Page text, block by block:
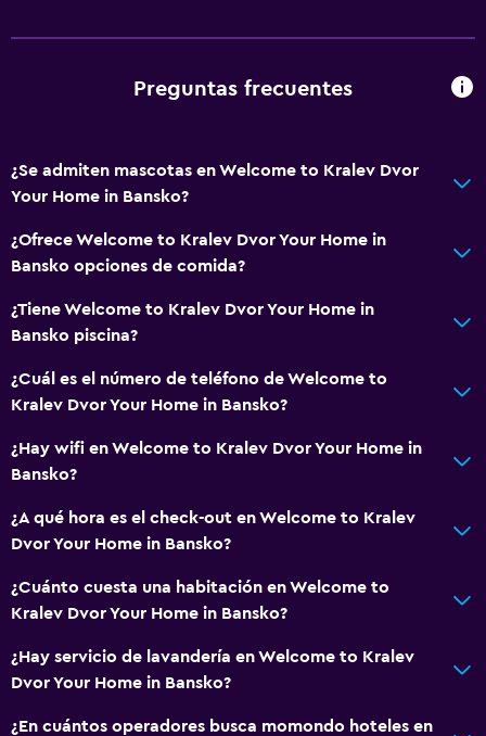
Preguntas frecuentes
¿Se admiten mascotas en Welcome to Kralev Dvor
Your Home in Bansko?
¿Ofrece Welcome to Kralev Dvor Your Home in
Bansko opciones de comida?
¿Tiene Welcome to Kralev Dvor Your Home in
Bansko piscina?
¿Cuál es el número de teléfono de Welcome to
Kralev Dvor Your Home in Bansko?
¿Hay wifi en Welcome to Kralev Dvor Your Home in
Bansko?
¿A qué hora es el check-out en Welcome to Kralev
Dvor Your Home in Bansko?
¿Cuánto cuesta una habitación en Welcome to
Kralev Dvor Your Home in Bansko?
¿Hay servicio de lavandería en Welcome to Kralev
Dvor Your Home in Bansko?
¿En cuántos operadores busca momondo hoteles en